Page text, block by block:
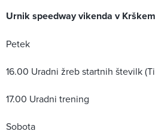
Urnik speedway vikenda v
Petek
16.00 Uradni žreb startnih številk
17.00 Uradni trening
Sobota